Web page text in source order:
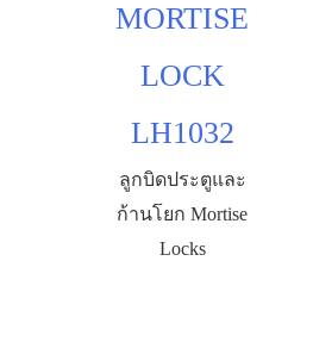
MORTISE
LOCK
LH1032
ลูกบิดประตูและ
ก้านโยก Mortise
Locks